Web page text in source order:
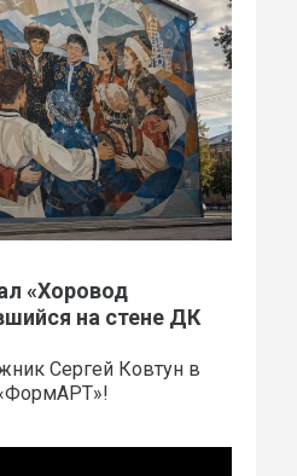
«Хоровод
на стене ДК
Сергей Ковтун в